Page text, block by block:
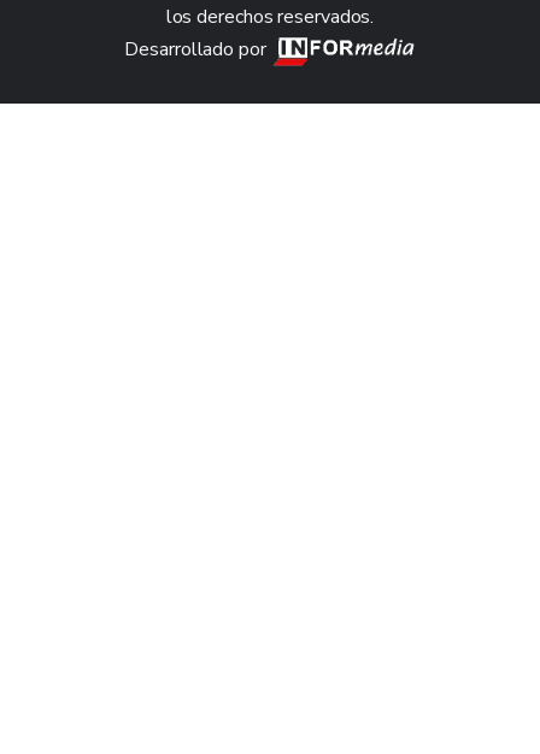
los derechos reservados.
Desarrollado por